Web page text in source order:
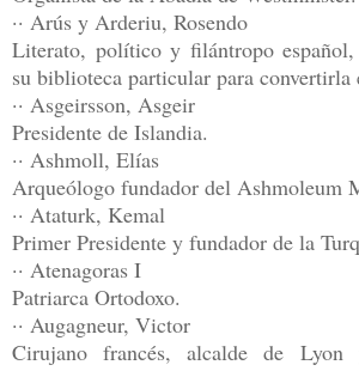
·· Arús y Arderiu, Rosendo
Literato, político y filántropo
su biblioteca particular para convertirla
·· Asgeirsson, Asgeir
Presidente de Islandia.
·· Ashmoll, Elías
Arqueólogo fundador del Ashmoleum
·· Ataturk, Kemal
Primer Presidente y fundador de la
·· Atenagoras I
Patriarca Ortodoxo.
·· Augagneur, Victor
Cirujano francés, alcalde de Lyon